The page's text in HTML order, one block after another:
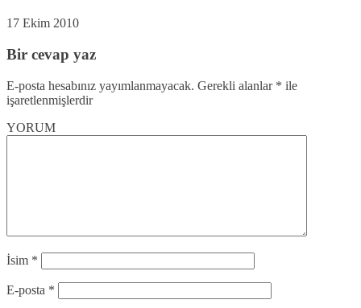
17 Ekim 2010
Bir cevap yaz
E-posta hesabınız yayımlanmayacak. Gerekli alanlar * ile
işaretlenmişlerdir
YORUM
İsim *
E-posta *